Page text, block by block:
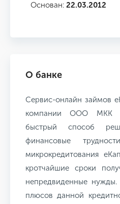
Основан: 22.03.2012
О банке
Сервис-онлайн займов
компании ООО МКК
быстрый способ
финансовые
микрокредитования
кротчайшие сроки
непредвиденные
плюсов данной